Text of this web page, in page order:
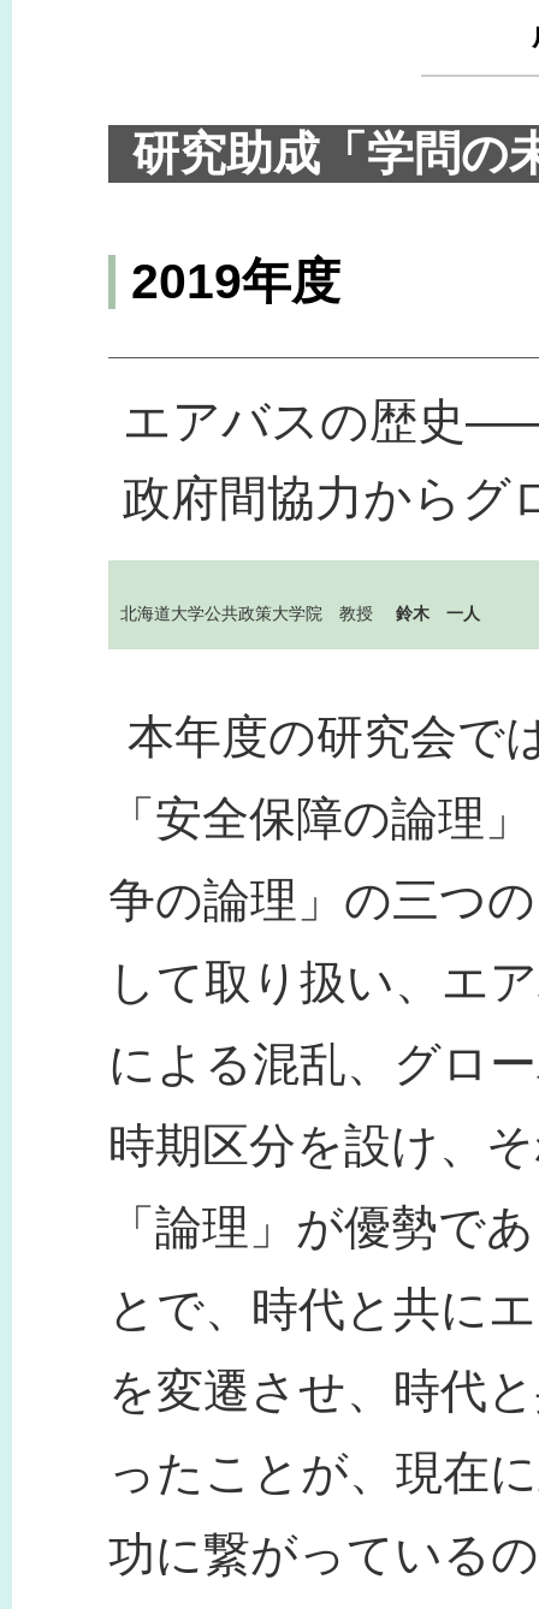
研究助成「学問の
2019年度
エアバスの歴史
政府間協力からグ
北海道大学公共政策大学院 教授 鈴木 一人
本年度の研究会で
「安全保障の論理
争の論理」の三つ
して取り扱い、エ
による混乱、グロ
時期区分を設け、
「論理」が優勢で
とで、時代と共に
を変遷させ、時代
ったことが、現在
功に繋がっている